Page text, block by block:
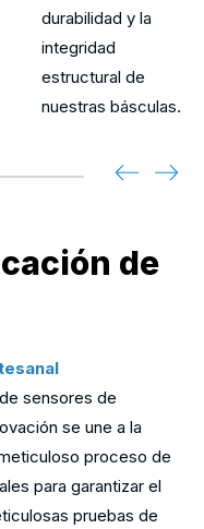
durabilidad y la
integridad
estructural de
nuestras básculas.
de
sensores de
se une a la
proceso de
para garantizar el
pruebas de